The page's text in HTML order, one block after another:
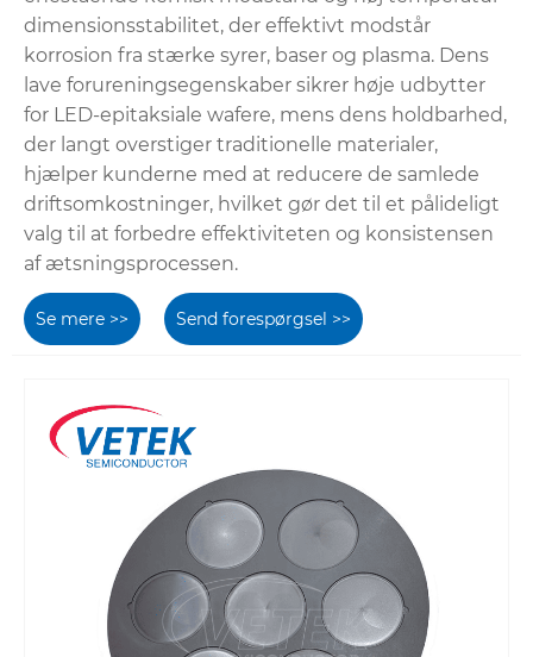
dimensionsstabilitet, der effektivt modstår
korrosion fra stærke syrer, baser og plasma. Dens
lave forureningsegenskaber sikrer høje udbytter
for LED-epitaksiale wafere, mens dens holdbarhed,
der langt overstiger traditionelle materialer,
hjælper kunderne med at reducere de samlede
driftsomkostninger, hvilket gør det til et pålideligt
valg til at forbedre effektiviteten og konsistensen
af ​​ætsningsprocessen.
Se mere >> Send forespørgsel >>